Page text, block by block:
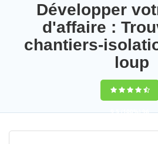
Développer
d'affaire :
chantiers-
loup
9,5(100%)96
votes